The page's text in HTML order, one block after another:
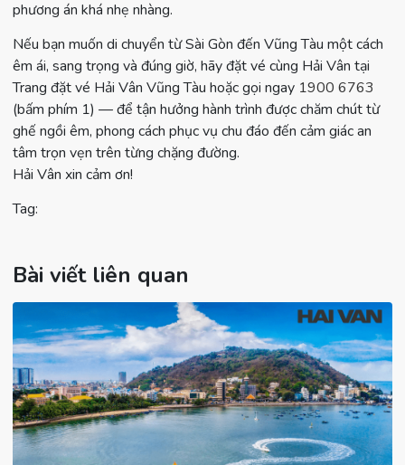
phương án khá nhẹ nhàng.
Nếu bạn muốn di chuyển từ Sài Gòn đến Vũng Tàu một cách
êm ái, sang trọng và đúng giờ, hãy đặt vé cùng Hải Vân tại
Trang đặt vé Hải Vân Vũng Tàu hoặc gọi ngay 1900 6763
(bấm phím 1) — để tận hưởng hành trình được chăm chút từ
ghế ngồi êm, phong cách phục vụ chu đáo đến cảm giác an
tâm trọn vẹn trên từng chặng đường.
Hải Vân xin cảm ơn!
Tag:
Bài viết liên quan